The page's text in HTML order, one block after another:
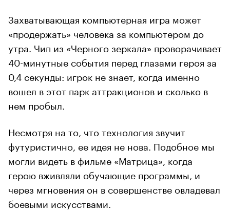
Захватывающая компьютерная игра может
«продержать» человека за компьютером до
утра. Чип из «Черного зеркала» проворачивает
40-минутные события перед глазами героя за
0,4 секунды: игрок не знает, когда именно
вошел в этот парк аттракционов и сколько в
нем пробыл.
Несмотря на то, что технология звучит
футуристично, ее идея не нова. Подобное мы
могли видеть в фильме «Матрица», когда
герою вживляли обучающие программы, и
через мгновения он в совершенстве овладевал
боевыми искусствами.